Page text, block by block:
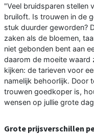
"Veel bruidsparen stellen
bruiloft. Is trouwen in de
stuk duurder geworden?
zaken als de bloemen,
niet gebonden bent aan
daarom de moeite waard
kijken: de tarieven voor
namelijk behoorlijk. Door
trouwen goedkoper is,
wensen op jullie grote
Grote prijsverschillen